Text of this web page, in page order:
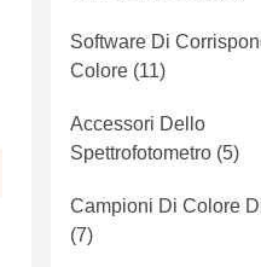
Software Di
Colore (11)
Accessori Dello
Spettrofotometro (5)
Campioni Di Colore
(7)